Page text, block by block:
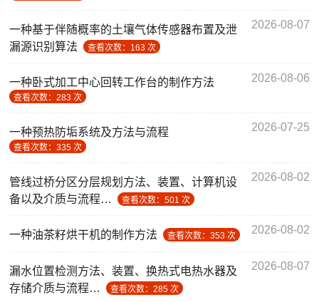
一种基于伴随概率的土壤气体传感器布置及泄
漏源识别算法
查看次数：163 次
2026-08-07
一种卧式加工中心回转工作台的制作方法
查看次数：283 次
2026-08-06
一种预热防垢系统及方法与流程
查看次数：335 次
2026-07-25
管线过桥分区分层规划方法、装置、计算机设
备以及介质与流程…
查看次数：501 次
2026-08-02
一种油茶籽烘干机的制作方法 查看次数：353 次 2026-08-02
漏水位置检测方法、装置、换热式电热水器及
存储介质与流程…
查看次数：285 次
2026-08-07